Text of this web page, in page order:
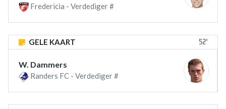
Fredericia - Verdediger #
GELE KAART 52'
W. Dammers
Randers FC - Verdediger #